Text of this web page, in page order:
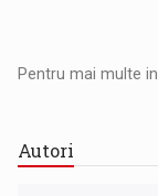
Pentru mai multe
Autori